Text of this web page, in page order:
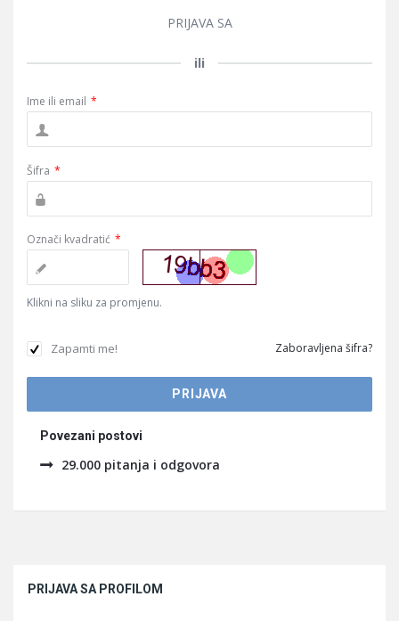
PRIJAVA SA
ili
Ime ili email *
Šifra *
Označi kvadratić *
Klikni na sliku za promjenu.
Zapamti me! Zaboravljena šifra?
Povezani postovi
29.000 pitanja i odgovora
PRIJAVA SA PROFILOM